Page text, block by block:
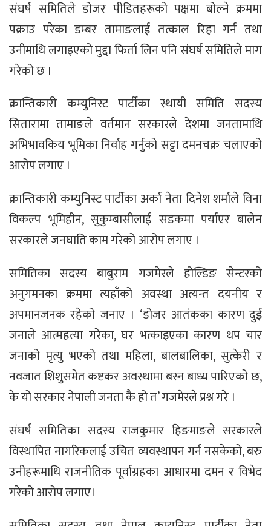
संघर्ष समितिले डोजर पीडितहरूको पक्षमा बोल्ने क्रममा
पक्राउ परेका डम्बर तामाङलाई तत्काल रिहा गर्न तथा
उनीमाथि लगाइएको मुद्दा फिर्ता लिन पनि संघर्ष समितिले माग
गरेको छ ।
क्रान्तिकारी कम्युनिस्ट पार्टीका स्थायी समिति सदस्य
सितारामा तामाङले वर्तमान सरकारले देशमा जनतामाथि
अभिभावकिय भूमिका निर्वाह गर्नुको सट्टा दमनचक्र चलाएको
आरोप लगाए ।
क्रान्तिकारी कम्युनिस्ट पार्टीका अर्का नेता दिनेश शर्माले विना
विकल्प भूमिहीन, सुकुम्बासीलाई सडकमा पर्याएर बालेन
सरकारले जनघाति काम गरेको आरोप लगाए ।
समितिका सदस्य बाबुराम गजमेरले होल्डिङ सेन्टरको
अनुगमनका क्रममा त्यहाँको अवस्था अत्यन्त दयनीय र
अपमानजनक रहेको जनाए । ‘डोजर आतंकका कारण दुई
जनाले आत्महत्या गरेका, घर भत्काइएका कारण थप चार
जनाको मृत्यु भएको तथा महिला, बालबालिका, सुत्केरी र
नवजात शिशुसमेत कष्टकर अवस्थामा बस्न बाध्य पारिएको छ,
के यो सरकार नेपाली जनता कै हो त’ गजमेरले प्रश्न गरे ।
संघर्ष समितिका सदस्य राजकुमार हिङमाङले सरकारले
विस्थापित नागरिकलाई उचित व्यवस्थापन गर्न नसकेको, बरु
उनीहरूमाथि राजनीतिक पूर्वाग्रहका आधारमा दमन र विभेद
गरेको आरोप लगाए।